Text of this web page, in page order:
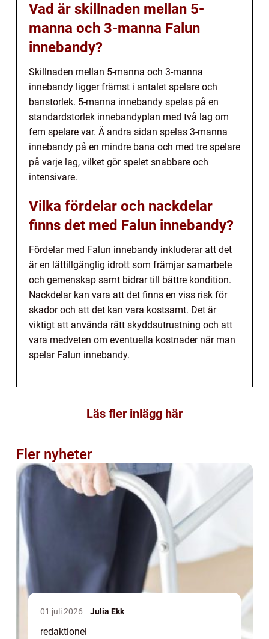
Vad är skillnaden mellan 5-
manna och 3-manna Falun
innebandy?
Skillnaden mellan 5-manna och 3-manna
innebandy ligger främst i antalet spelare och
banstorlek. 5-manna innebandy spelas på en
standardstorlek innebandyplan med två lag om
fem spelare var. Å andra sidan spelas 3-manna
innebandy på en mindre bana och med tre spelare
på varje lag, vilket gör spelet snabbare och
intensivare.
Vilka fördelar och nackdelar
finns det med Falun innebandy?
Fördelar med Falun innebandy inkluderar att det
är en lättillgänglig idrott som främjar samarbete
och gemenskap samt bidrar till bättre kondition.
Nackdelar kan vara att det finns en viss risk för
skador och att det kan vara kostsamt. Det är
viktigt att använda rätt skyddsutrustning och att
vara medveten om eventuella kostnader när man
spelar Falun innebandy.
Läs fler inlägg här
Fler nyheter
01 juli 2026 Julia Ekk
redaktionel